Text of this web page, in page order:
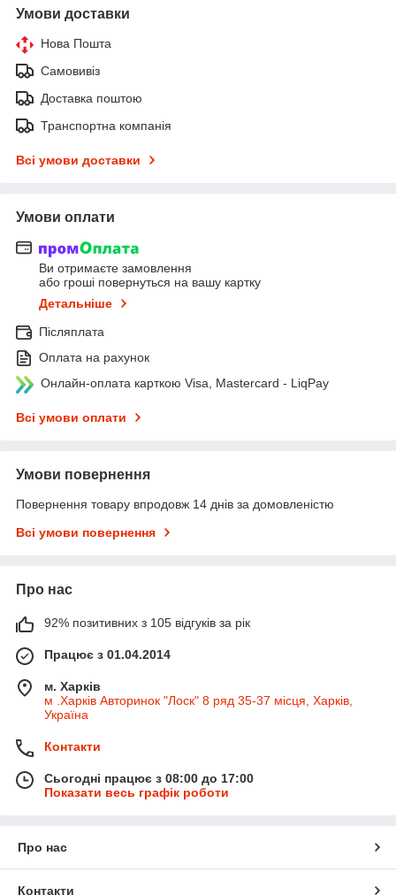
Умови доставки
Нова Пошта
Самовивіз
Доставка поштою
Транспортна компанія
Всі умови доставки
Умови оплати
Ви отримаєте замовлення
або гроші повернуться на вашу картку
Детальніше
Післяплата
Оплата на рахунок
Онлайн-оплата карткою Visa, Mastercard - LiqPay
Всі умови оплати
Умови повернення
Повернення товару впродовж 14 днів за домовленістю
Всі умови повернення
Про нас
92% позитивних з 105 відгуків за рік
Працює з 01.04.2014
м. Харків
м .Харків Авторинок "Лоск" 8 ряд 35-37 місця, Харків,
Україна
Контакти
Сьогодні працює з 08:00 до 17:00
Показати весь графік роботи
Про нас
Контакти